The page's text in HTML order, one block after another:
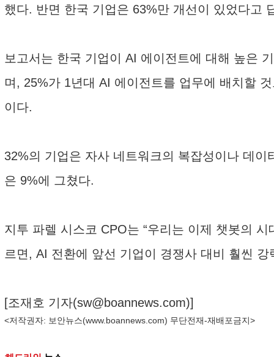
했다. 반면 한국 기업은 63%만 개선이 있었다고
보고서는 한국 기업이 AI 에이전트에 대해 높은
며, 25%가 1년대 AI 에이전트를 업무에 배치할
이다.
32%의 기업은 자사 네트워크의 복잡성이나 데
은 9%에 그쳤다.
지투 파렐 시스코 CPO는 “우리는 이제 챗봇의
르면, AI 전환에 앞선 기업이 경쟁사 대비 훨씬
[조재호 기자(sw@boannews.com)]
<저작권자: 보안뉴스(www.boannews.com) 무단전재-재배포금지>